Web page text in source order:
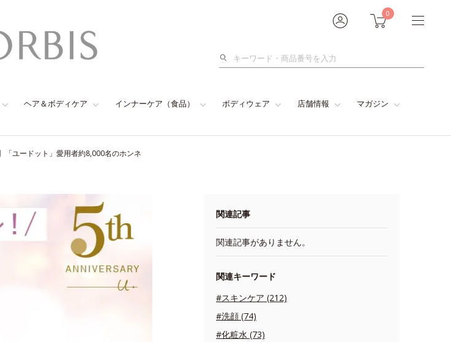
0
検
ヘア＆ボディケア インナーケア（食品） ボディウェア 店舗情報 マガジン
「ユードット」愛用者約8,000名のホンネ
関連記事
関連記事がありません。
関連キーワード
#スキンケア (212)
#洗顔 (74)
#化粧水 (73)